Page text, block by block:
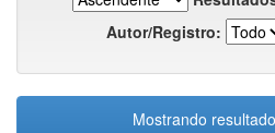
Autor/Registro:
Mostrando